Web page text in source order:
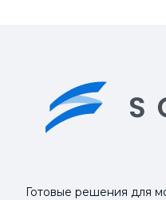
Готовые решения для